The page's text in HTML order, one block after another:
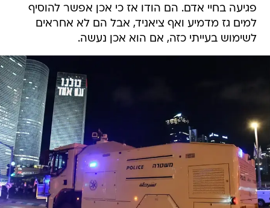
פגיעה בחיי אדם. הם הודו אז כי אכן אפשר להוסיף
למים גז מדמיע ואף ציאניד, אבל הם לא אחראים
לשימוש בעייתי כזה, אם הוא אכן נעשה.